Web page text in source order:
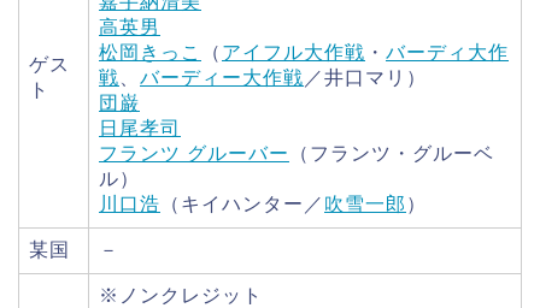
ゲス
ト
高英男
松岡きっこ
（ アイフル大作戦 ・ バーディ大作
戦
バーディー大作戦 ／井口マリ）
団巌
日尾孝司
フランツ グルーバー
（フランツ・グルーベ
ル）
川口浩 （キイハンター／ 吹雪一郎 ）
某国 －
※ノンクレジット